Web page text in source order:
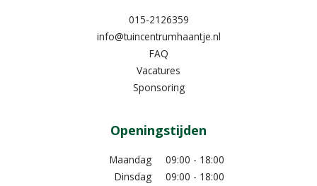
015-2126359
info@tuincentrumhaantje.nl
FAQ
Vacatures
Sponsoring
Openingstijden
Maandag
09:00 - 18:00
Dinsdag
09:00 - 18:00